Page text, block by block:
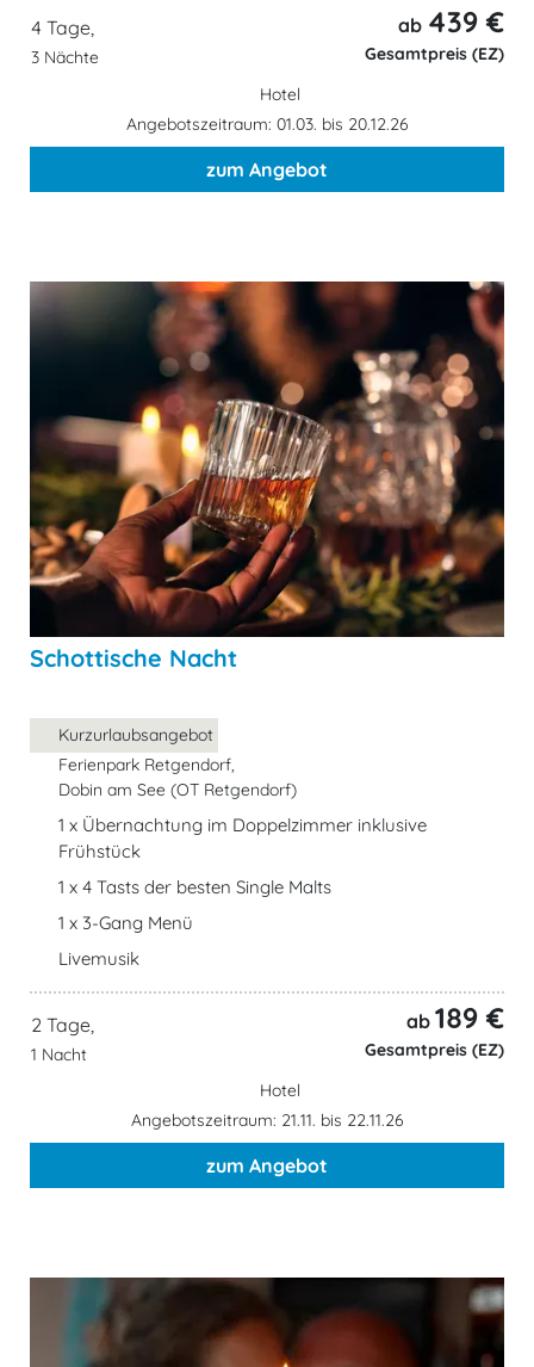
4 Tage,
3 Nächte
ab 439 €
Gesamtpreis (EZ)
Hotel
Angebotszeitraum: 01.03. bis 20.12.26
zum Angebot
Schottische Nacht
Kurzurlaubsangebot
Ferienpark Retgendorf,
Dobin am See (OT Retgendorf)
1 x Übernachtung im Doppelzimmer inklusive
Frühstück
1 x 4 Tasts der besten Single Malts
1 x 3-Gang Menü
Livemusik
2 Tage,
1 Nacht
ab 189 €
Gesamtpreis (EZ)
Hotel
Angebotszeitraum: 21.11. bis 22.11.26
zum Angebot